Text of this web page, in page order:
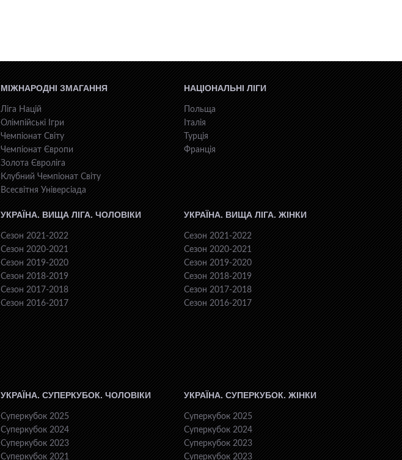
МІЖНАРОДНІ ЗМАГАННЯ
Ліга Націй
Олімпійські Ігри
Чемпіонат Світу
Чемпіонат Європи
Золота Євроліга
Клубний Чемпіонат Світу
Всесвiтня Унiверсiaда
НАЦІОНАЛЬНІ ЛІГИ
Польща
Італія
Турція
Франція
УКРАЇНА. ВИЩА ЛІГА. ЧОЛОВІКИ
Сезон 2021-2022
Сезон 2020-2021
Сезон 2019-2020
Сезон 2018-2019
Сезон 2017-2018
Сезон 2016-2017
УКРАЇНА. ВИЩА ЛІГА. ЖІНКИ
Сезон 2021-2022
Сезон 2020-2021
Сезон 2019-2020
Сезон 2018-2019
Сезон 2017-2018
Сезон 2016-2017
УКРАЇНА. СУПЕРКУБОК. ЧОЛОВІКИ
Суперкубок 2025
Суперкубок 2024
Суперкубок 2023
Суперкубок 2021
УКРАЇНА. СУПЕРКУБОК. ЖІНКИ
Суперкубок 2025
Суперкубок 2024
Суперкубок 2023
Суперкубок 2023